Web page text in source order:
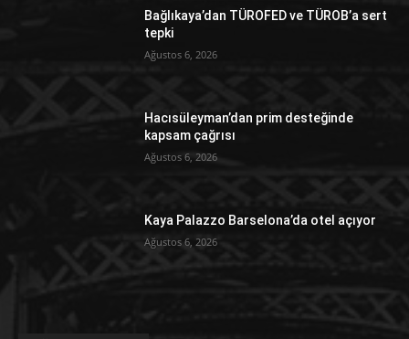
Bağlıkaya’dan TÜROFED ve TÜROB’a sert
tepki
Ağustos 6, 2026
Hacısüleyman’dan prim desteğinde
kapsam çağrısı
Ağustos 6, 2026
Kaya Palazzo Barselona’da otel açıyor
Ağustos 6, 2026